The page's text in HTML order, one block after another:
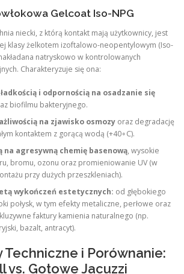
Gelcoat Iso-NPG
niecki, z którą kontakt mają użytkownicy, jest
klasy żelkotem izoftalowo-neopentylowym (Iso-
natryskowo w kontrolowanych
Charakteryzuje się ona:
i odpornością na osadzanie się
biofilmu bakteryjnego.
na zjawisko osmozyoraz degradację
kontaktem z gorącą wodą (+40∘C).
na agresywną chemię basenową, wysokie
bromu, ozonu oraz promieniowanie UV (w
przy dużych przeszkleniach).
wykończeń estetycznych: od głębokiego
połysk, w tym efekty metaliczne, perłowe oraz
faktury kamienia naturalnego (np.
bazalt, antracyt).
Techniczne i Porównanie:
vs. Gotowe Jacuzzi